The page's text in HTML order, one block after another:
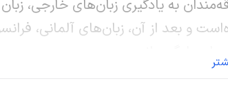
به یادگیری زبان‌های خارجی،
و بعد از آن، زبان‌های آلمانی،